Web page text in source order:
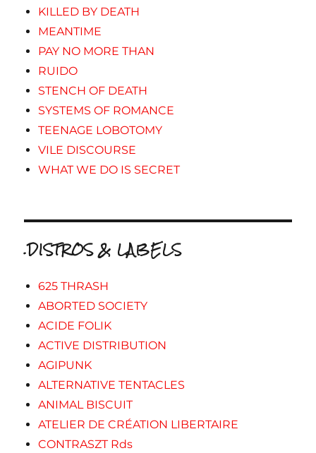
KILLED BY DEATH
MEANTIME
PAY NO MORE THAN
RUIDO
STENCH OF DEATH
SYSTEMS OF ROMANCE
TEENAGE LOBOTOMY
VILE DISCOURSE
WHAT WE DO IS SECRET
.DISTROS & LABELS
625 THRASH
ABORTED SOCIETY
ACIDE FOLIK
ACTIVE DISTRIBUTION
AGIPUNK
ALTERNATIVE TENTACLES
ANIMAL BISCUIT
ATELIER DE CRÉATION LIBERTAIRE
CONTRASZT Rds